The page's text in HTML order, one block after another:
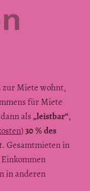
zur Miete wohnt,
für Miete
als „leistbar“,
)30 % des
. Gesamtmieten in
in anderen